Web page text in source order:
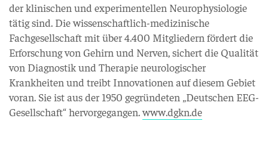
der klinischen und experimentellen Neurophysiologie
tätig sind. Die wissenschaftlich-medizinische
Fachgesellschaft mit über 4.400 Mitgliedern fördert die
Erforschung von Gehirn und Nerven, sichert die Qualität
von Diagnostik und Therapie neurologischer
Krankheiten und treibt Innovationen auf diesem Gebiet
voran. Sie ist aus der 1950 gegründeten „Deutschen EEG-
Gesellschaft“ hervorgegangen.www.dgkn.de